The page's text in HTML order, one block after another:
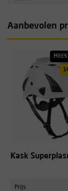
Aanbevolen
Kask
Prijs